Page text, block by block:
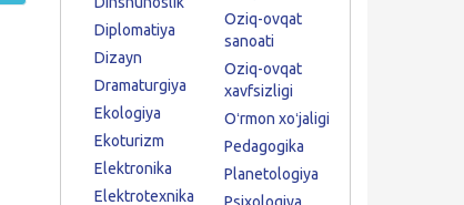
Diplomatiya
Dizayn
Dramaturgiya
Ekologiya
Ekoturizm
Elektronika
Elektrotexnika
Oziq-ovqat
sanoati
Oziq-ovqat
xavfsizligi
Oʻrmon xoʻjaligi
Pedagogika
Planetologiya